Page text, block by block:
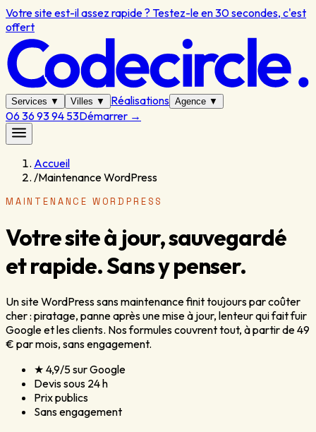
Votre site est-il assez rapide ? Testez-le en 30 secondes, c'est
offert
Services ▼ Villes ▼ Réalisations Agence ▼
06 36 93 94 53Démarrer →
Accueil
/Maintenance WordPress
MAINTENANCE WORDPRESS
Votre site à jour, sauvegardé
et rapide. Sans y penser.
Un site WordPress sans maintenance finit toujours par coûter
cher : piratage, panne après une mise à jour, lenteur qui fait fuir
Google et les clients. Nos formules couvrent tout, à partir de 49
€ par mois, sans engagement.
★ 4,9/5 sur Google
Devis sous 24 h
Prix publics
Sans engagement